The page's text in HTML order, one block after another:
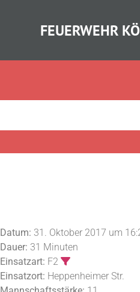
FEUERWEHR
Datum: 31. Oktober 2017 um
Dauer: 31 Minuten
Einsatzart: F2
Einsatzort: Heppenheimer Str.